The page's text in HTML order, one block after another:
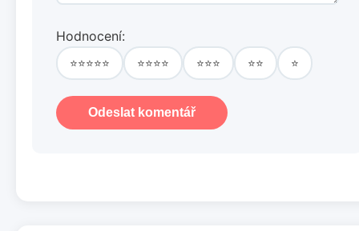
Hodnocení:
⭐⭐⭐⭐⭐ ⭐⭐⭐⭐ ⭐⭐⭐ ⭐⭐ ⭐
Odeslat komentář